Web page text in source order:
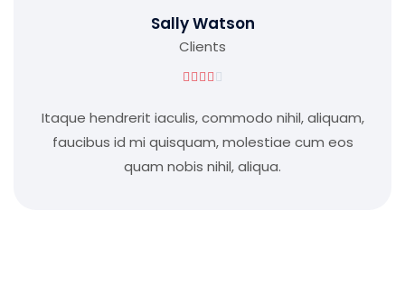
Sally Watson
Clients
    
Itaque hendrerit iaculis, commodo nihil, aliquam,
faucibus id mi quisquam, molestiae cum eos
quam nobis nihil, aliqua.